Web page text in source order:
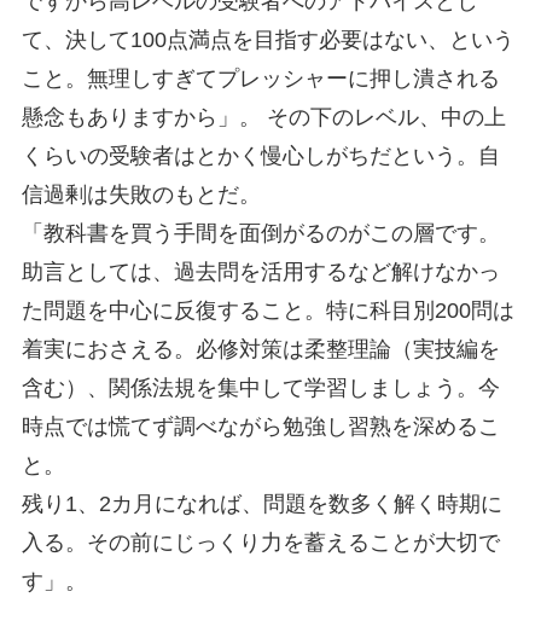
て、決して100点満点を目指す必要はない、という
こと。無理しすぎてプレッシャーに押し潰される
懸念もありますから」。 その下のレベル、中の上
くらいの受験者はとかく慢心しがちだという。自
信過剰は失敗のもとだ。
「教科書を買う手間を面倒がるのがこの層です。
助言としては、過去問を活用するなど解けなかっ
た問題を中心に反復すること。特に科目別200問は
着実におさえる。必修対策は柔整理論（実技編を
含む）、関係法規を集中して学習しましょう。今
時点では慌てず調べながら勉強し習熟を深めるこ
と。
残り1、2カ月になれば、問題を数多く解く時期に
入る。その前にじっくり力を蓄えることが大切で
す」。